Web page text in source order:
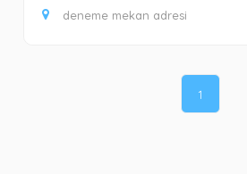
deneme mekan adresi
1